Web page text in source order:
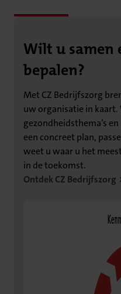
Wilt u samen
bepalen?
Met CZ Bedrijfszorg
uw organisatie in kaart.
gezondheidsthema’s
een concreet plan,
weet u waar u het
in de toekomst.
Ontdek CZ Bedrijfszorg